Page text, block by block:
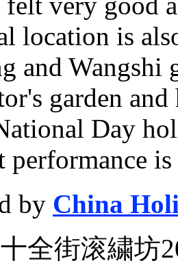
location is
and Wangshi
garden
Day
performance
by China
全街滚繍坊